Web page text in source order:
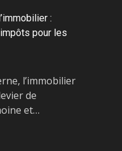
:
pour les
l’immobilier
de
et…